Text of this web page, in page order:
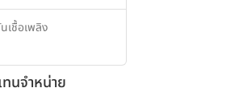
เชื้อเพลิง
นจำหน่าย